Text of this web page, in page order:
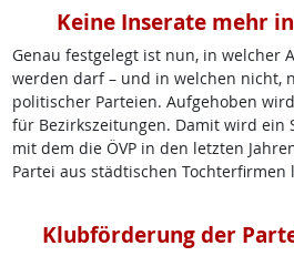
Keine Inserate mehr
Genau festgelegt ist nun, in welcher
werden darf – und in welchen nicht,
politischer Parteien. Aufgehoben
für Bezirkszeitungen. Damit wird ein
mit dem die ÖVP in den letzten
Partei aus städtischen Tochterfirmen
Klubförderung der